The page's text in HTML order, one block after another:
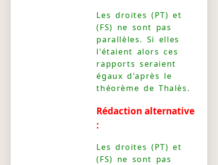
Les droites (PT) et
(FS) ne sont pas
parallèles. Si elles
l'étaient alors ces
rapports seraient
égaux d'après le
théorème de Thalès.
Rédaction alternative
:
Les droites (PT) et
(FS) ne sont pas